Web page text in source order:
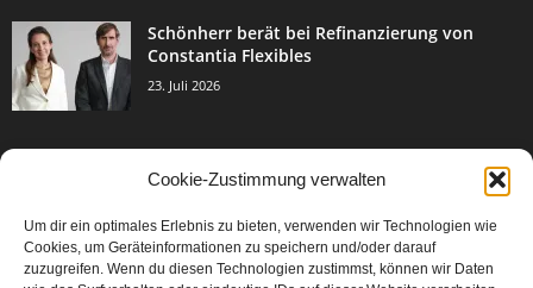
Cookie-Zustimmung verwalten
Um dir ein optimales Erlebnis zu bieten, verwenden wir Technologien wie
Cookies, um Geräteinformationen zu speichern und/oder darauf
zuzugreifen. Wenn du diesen Technologien zustimmst, können wir Daten
Schönherr berät bei Refinanzierung von
Constantia Flexibles
23. Juli 2026
Events & Success 3002
Breaking News 2067